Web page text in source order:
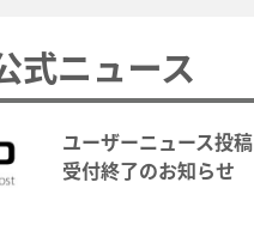
式ニュース
ユーザーニュース投稿
受付終了のお知らせ